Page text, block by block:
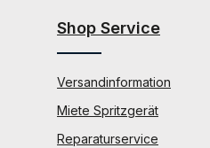
Shop Service
Versandinformation
Miete Spritzgerät
Reparaturservice